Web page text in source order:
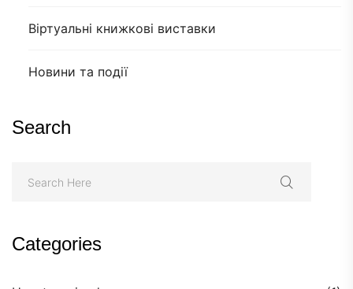
Віртуальні книжкові виставки
Новини та події
Search
Categories